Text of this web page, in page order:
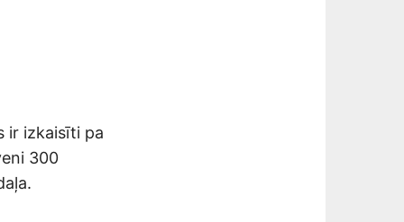
ir izkaisīti pa
300